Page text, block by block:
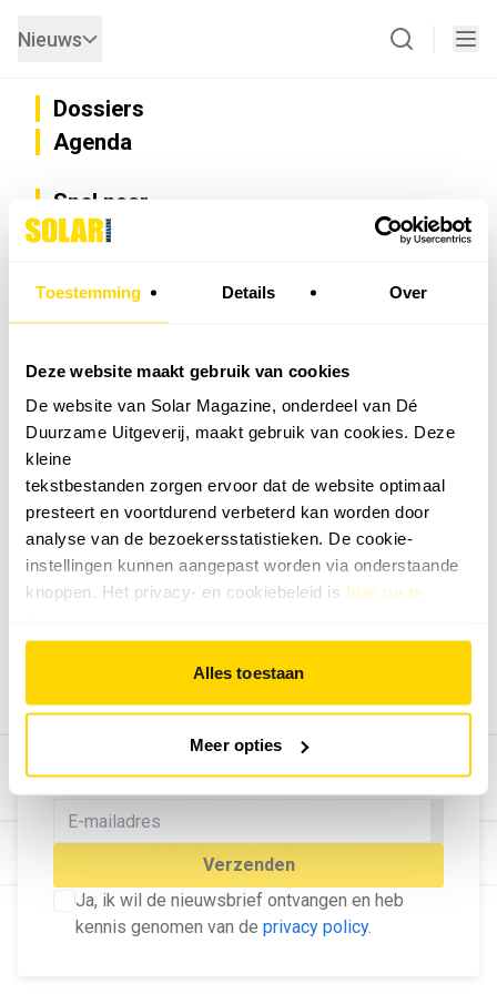
Toestemming Details Over
Deze website maakt gebruik van cookies
De website van Solar Magazine, onderdeel van Dé
Duurzame Uitgeverij, maakt gebruik van cookies. Deze
kleine
tekstbestanden zorgen ervoor dat de website optimaal
presteert en voortdurend verbeterd kan worden door
analyse van de bezoekersstatistieken. De cookie-
instellingen kunnen aangepast worden via onderstaande
knoppen. Het privacy- en cookiebeleid is hier na te
Alles toestaan
Meer opties
MELD U AAN VOOR ONZE
NIEUWSBRIEF
Blijf op de hoogte van het laatste nieuws!
Verzenden
Ja, ik wil de nieuwsbrief ontvangen en heb
kennis genomen van de privacy policy.
Nieuws
Dossiers
Agenda
Snel naar
Privacy
Nieuwsbrief
Vacatures
Installateurzoeker
Cookievoorkeuren wijzigen
English
Geef ons feedback
Vertel ons wat je van onze website vindt.
Tip de redactie
Bekijk hier de mogelijkheden.
© Dé Duurzame Uitgeverij